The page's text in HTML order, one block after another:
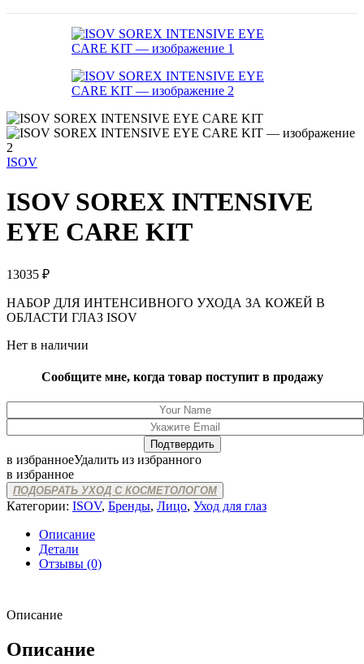
ISOV
ISOV SOREX INTENSIVE
EYE CARE KIT
13035 ₽
НАБОР ДЛЯ ИНТЕНСИВНОГО УХОДА ЗА КОЖЕЙ В
ОБЛАСТИ ГЛАЗ ISOV
Нет в наличии
Сообщите мне, когда товар поступит в продажу
в избранноеУдалить из избранного
в избранное
ПОДОБРАТЬ УХОД С КОСМЕТОЛОГОМ
Категории: ISOV, Бренды, Лицо, Уход для глаз
Описание
Детали
Отзывы (0)
Описание
Описание